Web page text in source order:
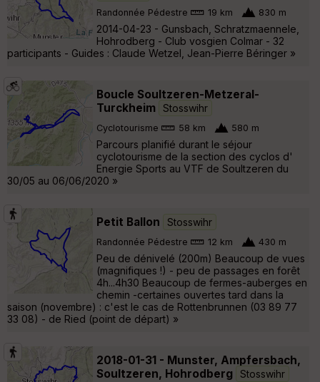
Randonnée Pédestre 19 km 830 m
2014-04-23 - Gunsbach, Schratzmaennele,
Hohrodberg - Club vosgien Colmar - 32
participants - Guides : Claude Wetzel, Jean-Pierre Béringer »
Boucle Soultzeren-Metzeral-
Turckheim
Stosswihr
Cyclotourisme 58 km 580 m
Parcours planifié durant le séjour
cyclotourisme de la section des cyclos d'
Energie Sports au VTF de Soultzeren du
30/05 au 06/06/2020 »
Petit Ballon Stosswihr
Randonnée Pédestre 12 km 430 m
Peu de dénivelé (200m) Beaucoup de vues
(magnifiques !) - peu de passages en forêt
4h...4h30 Beaucoup de fermes-auberges en
chemin -certaines ouvertes tard dans la
saison (novembre) : c'est le cas de Rottenbrunnen (03 89 77
33 08) - de Ried (point de départ) »
2018-01-31 - Munster, Ampfersbach,
Soultzeren, Hohrodberg
Stosswihr